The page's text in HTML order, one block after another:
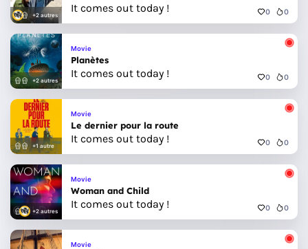
+2 autres
It comes out today ! 0 0
+2 autres
Movie
Planètes
It comes out today ! 0 0
+1 autre
Movie
Le dernier pour la route
It comes out today ! 0 0
+2 autres
Movie
Woman and Child
It comes out today ! 0 0
Movie